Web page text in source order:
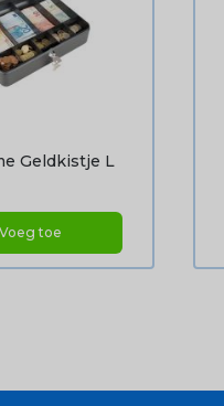
Geldkistje L
Voeg toe